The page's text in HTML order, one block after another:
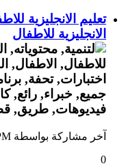
تعليم الانجليزية
الانجليزية للاطفال
آخر مشاركة بواسطة
0